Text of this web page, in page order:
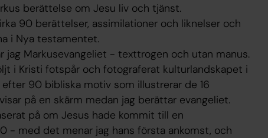
berättelse om Jesu liv och tjänst.
90 berättelser, assimilationer och liknelser och
i Nya testamentet.
Markusevangeliet - texttrogen och utan manus.
i Kristi fotspår och fotograferat kulturlandskapet i
90 bibliska motiv som illustrerar de 16
på en skärm medan jag berättar evangeliet.
på om Jesus hade kommit till en
- med det menar jag hans första ankomst, och